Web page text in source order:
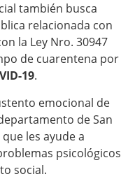
también busca
relacionada con
la Ley Nro. 30947
de cuarentena por
19.
emocional de
de San
les ayude a
psicológicos
social.